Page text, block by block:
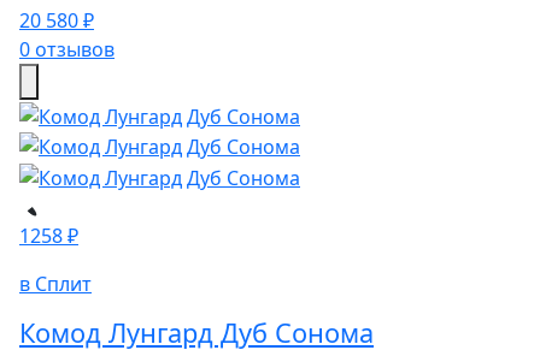
20 580 ₽
0 отзывов
1258 ₽
в Сплит
Комод Лунгард Дуб Сонома